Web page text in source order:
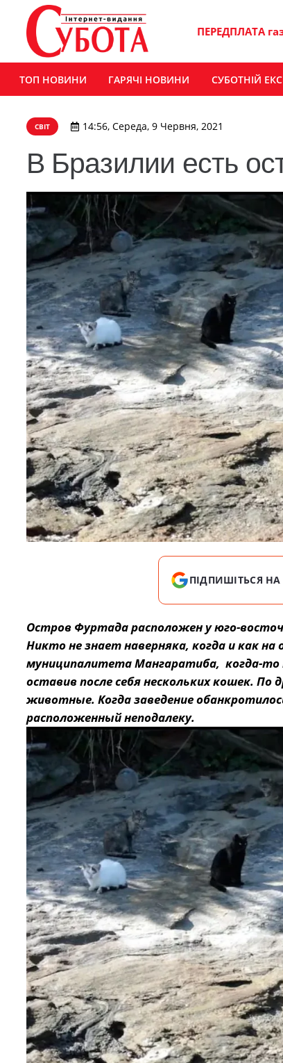
ПЕРЕДПЛАТА
ТОП НОВИНИ ГАРЯЧІ НОВИНИ СУБОТНІЙ
СВІТ 14:56, Середа, 9 Червня, 2021
В Бразилии есть
ПІДПИШІТЬСЯ НА
Остров Фуртада расположен у юго-
Никто не знает наверняка, когда и как
муниципалитета Мангаратиба, когда-то
оставив после себя нескольких кошек.
животные. Когда заведение
расположенный неподалеку.